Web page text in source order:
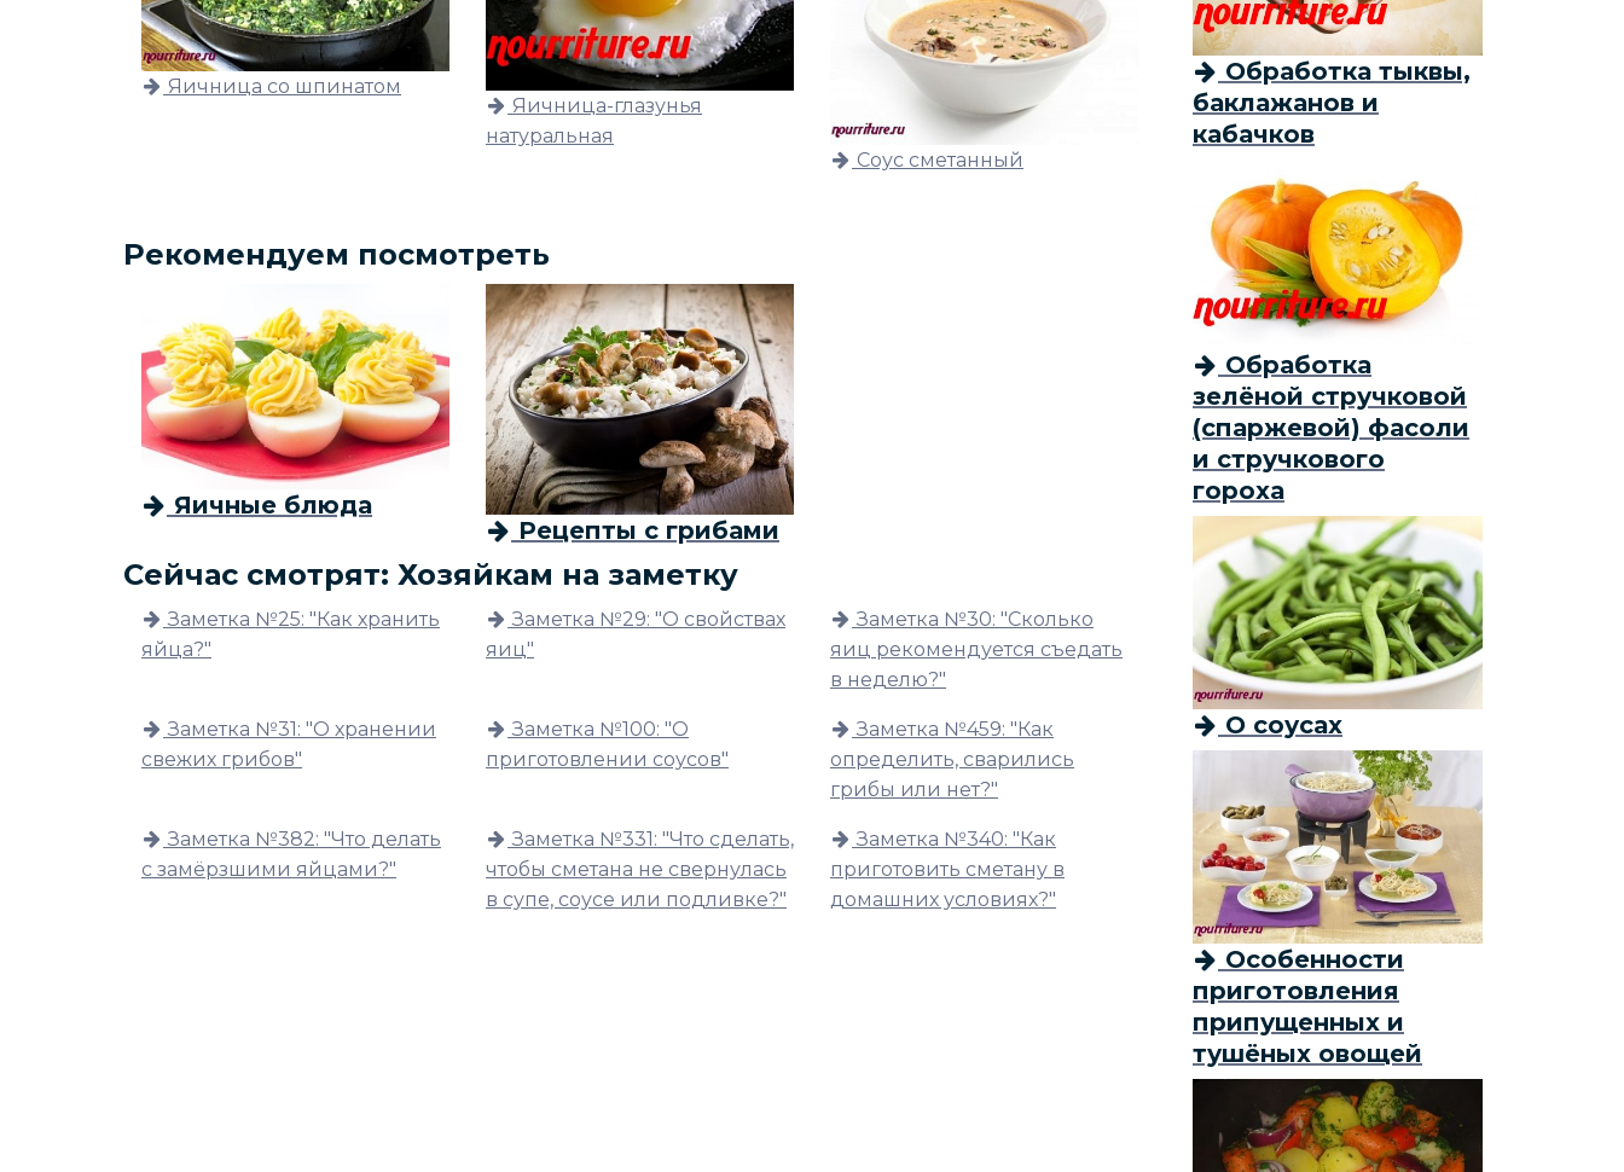
Яичница со шпинатом
Яичница-глазунья
натуральная
Соус сметанный
Рекомендуем посмотреть
Яичные блюда
Рецепты с грибами
Сейчас смотрят: Хозяйкам на заметку
Заметка №25: "Как хранить
яйца?"
Заметка №29: "О свойствах
яиц"
Заметка №30: "Сколько
яиц рекомендуется съедать
в неделю?"
Заметка №31: "О хранении
свежих грибов"
Заметка №100: "О
приготовлении соусов"
Заметка №459: "Как
определить, сварились
грибы или нет?"
Заметка №382: "Что делать
с замёрзшими яйцами?"
Заметка №331: "Что сделать,
чтобы сметана не свернулась
в супе, соусе или подливке?"
Заметка №340: "Как
приготовить сметану в
домашних условиях?"
Обработка тыквы,
баклажанов и
кабачков
Обработка
зелёной стручковой
(спаржевой) фасоли
и стручкового
гороха
О соусах
Особенности
приготовления
припущенных и
тушёных овощей